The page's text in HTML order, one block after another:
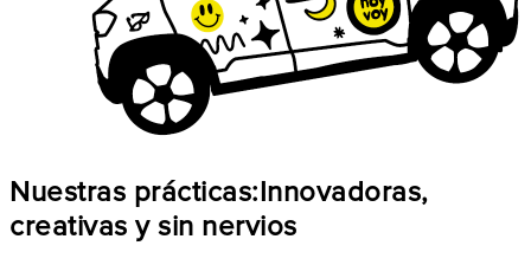
Nuestras prácticas:Innovadoras,
creativas y sin nervios